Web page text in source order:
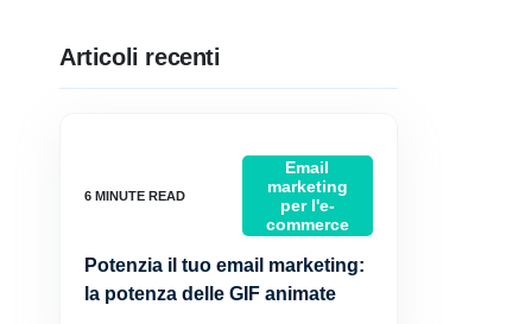
Articoli recenti
Email
marketing
per l'e-
commerce
Potenzia il tuo email marketing:
la potenza delle GIF animate